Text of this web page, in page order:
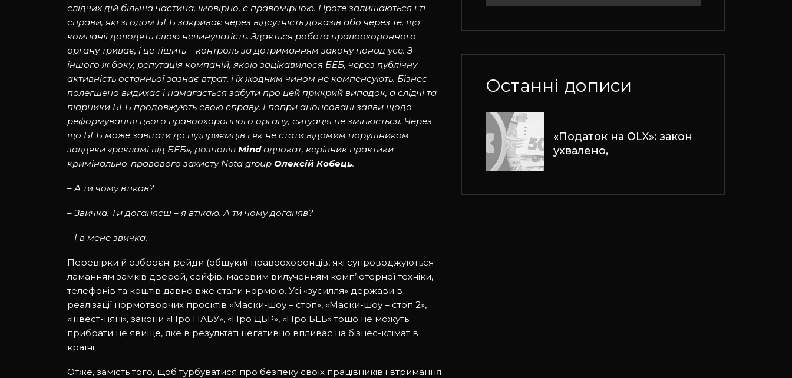
слідчих дій більша частина, імовірно, є правомірною. Проте залишаються і ті
справи, які згодом БЕБ закриває через відсутність доказів або через те, що
компанії доводять свою невинуватість. Здається робота правоохоронного
органу триває, і це тішить – контроль за дотриманням закону понад усе. З
іншого ж боку, репутація компаній, якою зацікавилося БЕБ, через публічну
активність останньої зазнає втрат, і їх жодним чином не компенсують. Бізнес
полегшено видихає і намагається забути про цей прикрий випадок, а слідчі та
піарники БЕБ продовжують свою справу. І попри анонсовані заяви щодо
реформування цього правоохоронного органу, ситуація не змінюється. Через
що БЕБ може завітати до підприємців і як не стати відомим порушником
завдяки «рекламі від БЕБ», розповів Mindадвокат, керівник практики
кримінально-правового захисту Nota group Олексій Кобець.
– А ти чому втікав?
– Звичка. Ти доганяєш – я втікаю. А ти чому доганяв?
– І в мене звичка.
Перевірки й озброєні рейди (обшуки) правоохоронців, які супроводжуються
ламанням замків дверей, сейфів, масовим вилученням комп’ютерної техніки,
телефонів та коштів давно вже стали нормою. Усі «зусилля» держави в
реалізації нормотворчих проєктів «Маски-шоу – стоп», «Маски-шоу – стоп 2»,
«інвест-няні», закони «Про НАБУ», «Про ДБР», «Про БЕБ» тощо не можуть
прибрати це явище, яке в результаті негативно впливає на бізнес-клімат в
країні.
Отже, замість того, щоб турбуватися про безпеку своїх працівників і втримання
Останні дописи
«Податок на OLX»: закон
ухвалено,